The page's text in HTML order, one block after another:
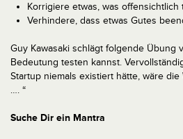
Korrigiere etwas, was offensichtlich
Verhindere, dass etwas Gutes
Guy Kawasaki schlägt folgende Übung
Bedeutung testen kannst.
Startup niemals existiert hätte, wäre
…. “
Suche Dir ein Mantra